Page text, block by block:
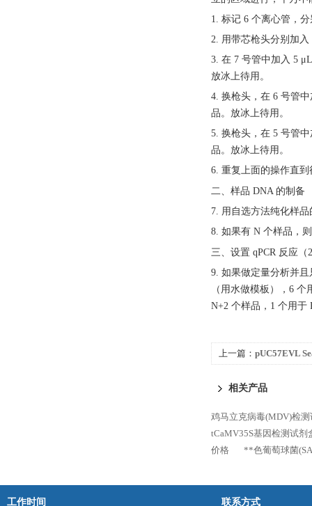
1. 标记 6 个离心管，
2. 用带芯枪头分别加
3. 在 7 号管中加入 5
放冰上待用。
4. 换枪头，在 6 号管
品。放冰上待用。
5. 换枪头，在 5 号管
品。放冰上待用。
6. 重复上面的操作直
二、样品 DNA 的制备
7. 用自选方法纯化样
8. 如果有 N 个样品，
三、设置 qPCR 反应
9. 如果做定量分析并
（用水做模板），6
N+2 个样品，1 个用于
上一篇： pUC57EVL
相关产品
鸡马立克病毒(MDV)检测
tCaMV35S基因检测试剂
价格
**色葡萄球菌
工作时间 联系方式